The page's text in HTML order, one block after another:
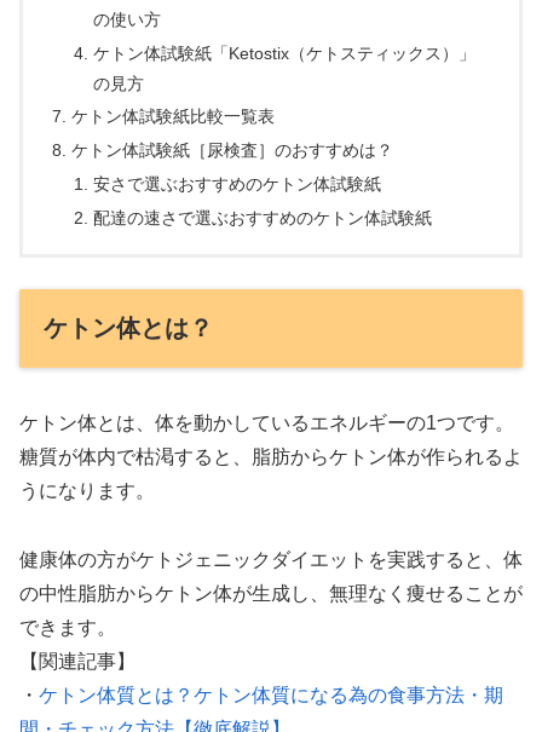
の使い方
ケトン体試験紙「Ketostix（ケトスティックス）」
の見方
ケトン体試験紙比較一覧表
ケトン体試験紙［尿検査］のおすすめは？
安さで選ぶおすすめのケトン体試験紙
配達の速さで選ぶおすすめのケトン体試験紙
ケトン体とは？
ケトン体とは、体を動かしているエネルギーの1つです。
糖質が体内で枯渇すると、脂肪からケトン体が作られるよ
うになります。
健康体の方がケトジェニックダイエットを実践すると、体
の中性脂肪からケトン体が生成し、無理なく痩せることが
できます。
【関連記事】
・ ケトン体質とは？ケトン体質になる為の食事方法・期